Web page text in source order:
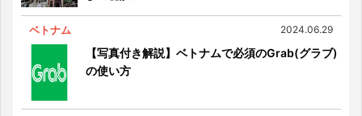
ベトナム 2024.06.29
【写真付き解説】ベトナムで必須のGrab(グラブ)
の使い方